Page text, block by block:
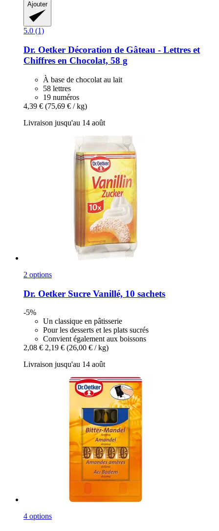
Ajouter
5.0 (1)
Dr. Oetker Décoration de Gâteau -​ Lettres et
Chiffres en Chocolat, 58 g
À base de chocolat au lait
58 lettres
19 numéros
4,39 € (75,69 € / kg)
Livraison jusqu'au 14 août
2 options
Dr. Oetker Sucre Vanillé, 10 sachets
-5%
Un classique en pâtisserie
Pour les desserts et les plats sucrés
Convient également aux boissons
2,08 € 2,19 € (26,00 € / kg)
Livraison jusqu'au 14 août
4 options